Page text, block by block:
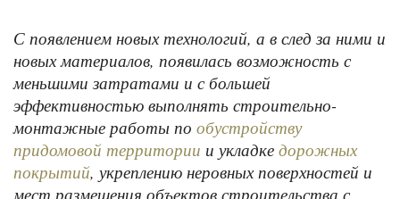
С появлением новых технологий, а в след за ними и
новых материалов, появилась возможность с
меньшими затратами и с большей
эффективностью выполнять строительно-
монтажные работы по обустройству
придомовой территории и укладке дорожных
покрытий, укреплению неровных поверхностей и
мест размещения объектов строительства с